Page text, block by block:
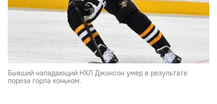
Бывший нападающий НХЛ Джонсон умер в результате
пореза горла коньком.